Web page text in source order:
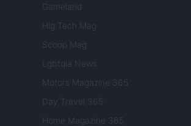
Gameland
Hig Tech Mag
Scoop Mag
Lgbtqia News
Motors Magazine 365
Day Travel 365
Home Magazine 365